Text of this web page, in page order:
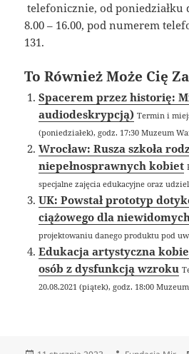
telefonicznie, od poniedziałku
8.00 – 16.00, pod numerem
131.
To Również Może Cię
Spacerem przez historię:
audiodeskrypcją) Termin i
(poniedziałek), godz. 17:30 Muzeum
Wrocław: Rusza szkoła
niepełnosprawnych kobiet
specjalne zajęcia edukacyjne oraz
UK: Powstał prototyp
ciążowego dla
projektowaniu danego produktu pod
Edukacja artystyczna
osób z dysfunkcją wzroku
20.08.2021 (piątek), godz. 18:00